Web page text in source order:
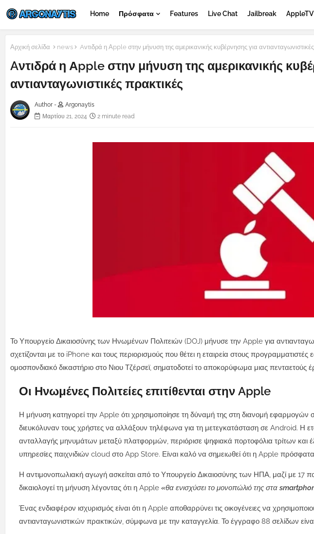
Home Πρόσφατα Features Live Chat Jailbreak AppleTV
Αρχική σελίδα news Aντιδρά η Αpple στην μήνυση της αμερικανικής κυβέρνησης για
Aντιδρά η Αpple στην μήνυση της αμερικανικής
αντιανταγωνιστικές πρακτικές
Author -
Argonaytis
Μαρτίου 21, 2024
2 minute read
Το Υπουργείο Δικαιοσύνης των Ηνωμένων Πολιτειών (DOJ) μήνυσε την Apple για
σχετίζονται με το iPhone και τους περιορισμούς που θέτει η εταιρεία στους
ομοσπονδιακό δικαστήριο στο Νιου Τζέρσεϊ, σηματοδοτεί το αποκορύφωμα μιας πενταετούς
Οι Ηνωμένες Πολιτείες επιτίθενται στην Apple
Η μήνυση κατηγορεί την Apple ότι χρησιμοποίησε τη δύναμή της στη διανομή εφαρμογών
διευκόλυναν τους χρήστες να αλλάξουν τηλέφωνα για τη μετεγκατάσταση σε Android. Η
ανταλλαγής μηνυμάτων μεταξύ πλατφορμών, περιόρισε ψηφιακά πορτοφόλια τρίτων και
υπηρεσίες παιχνιδιών cloud στο App Store. Είναι καλό να σημειωθεί ότι η Apple
Η αντιμονοπωλιακή αγωγή ασκείται από το Υπουργείο Δικαιοσύνης των ΗΠΑ, μαζί με 17
δικαιολογεί τη μήνυση λέγοντας ότι η Apple «θα ενισχύσει το μονοπώλιό της στα
Ένας ενδιαφέρον ισχυρισμός είναι ότι η Apple αποθαρρύνει τις οικογένειες να
αντιανταγωνιστικών πρακτικών, σύμφωνα με την καταγγελία. Το έγγραφο 88 σελίδων